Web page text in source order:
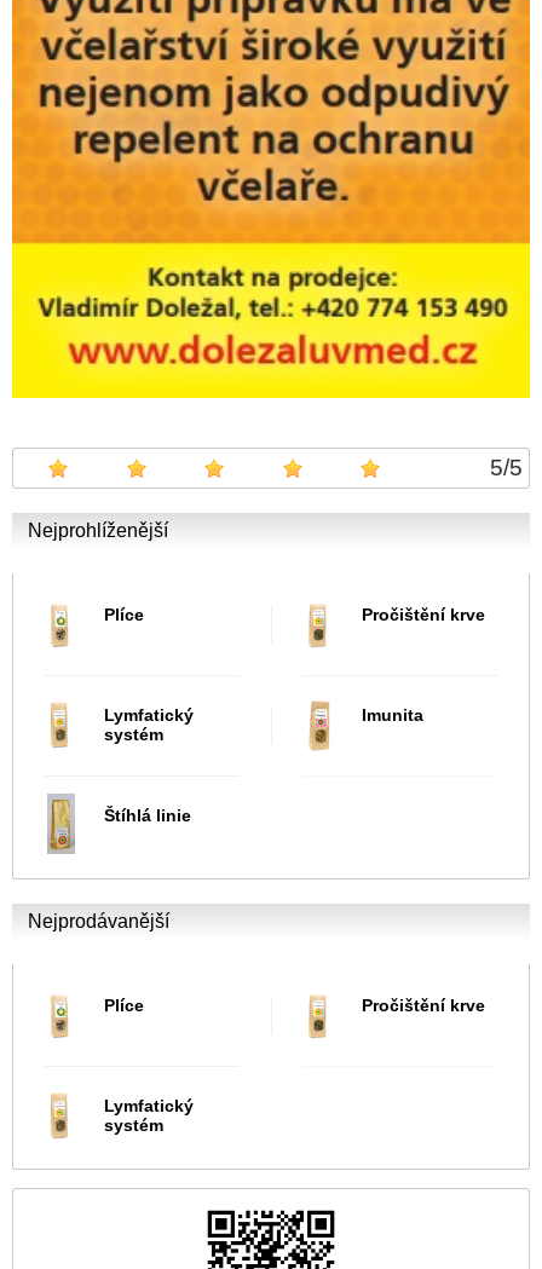
5/5
Nejprohlíženější
Plíce Pročištění krve
Lymfatický
systém
Imunita
Štíhlá linie
Nejprodávanější
Plíce Pročištění krve
Lymfatický
systém